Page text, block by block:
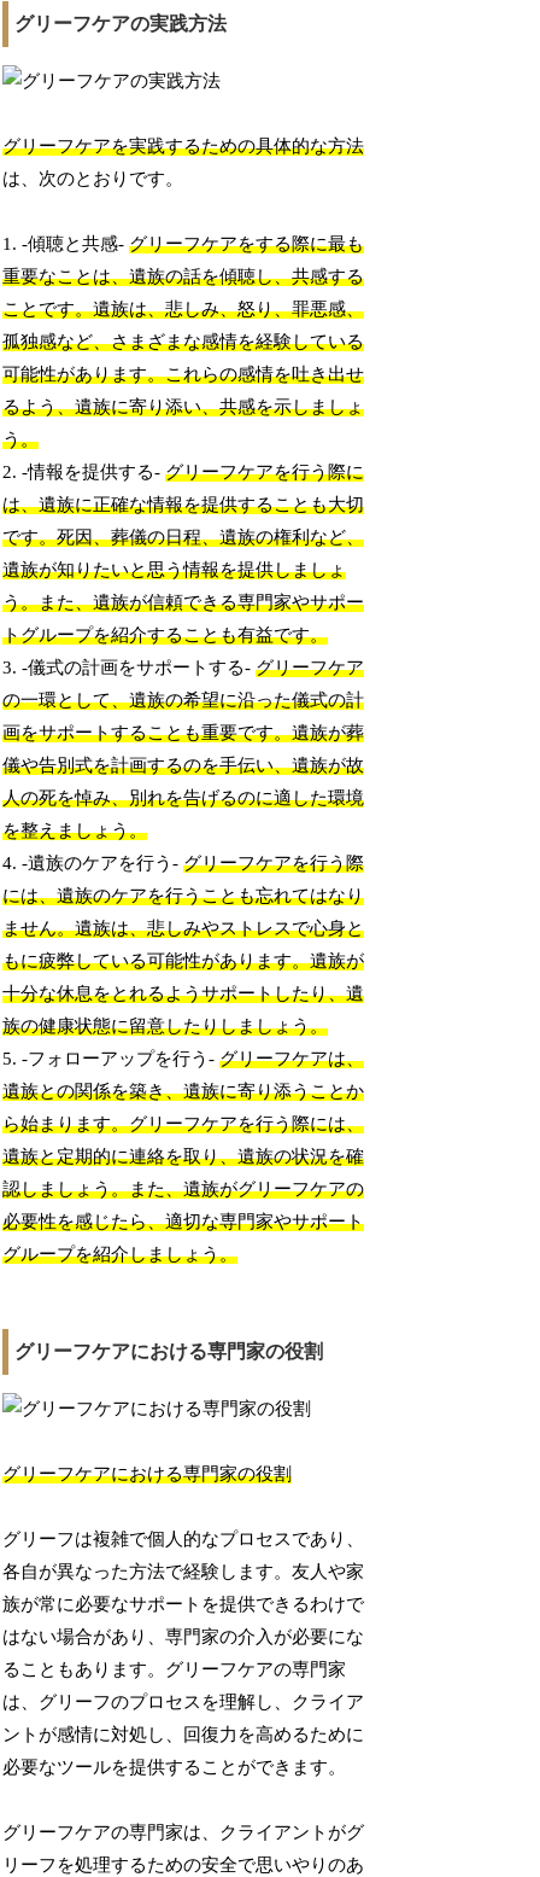
グリーフケアの実践方法
グリーフケアを実践するための具体的な方法
は、次のとおりです。
1. -傾聴と共感-グリーフケアをする際に最も
重要なことは、遺族の話を傾聴し、共感する
ことです。遺族は、悲しみ、怒り、罪悪感、
孤独感など、さまざまな感情を経験している
可能性があります。これらの感情を吐き出せ
るよう、遺族に寄り添い、共感を示しましょ
う。
2. -情報を提供する-グリーフケアを行う際に
は、遺族に正確な情報を提供することも大切
です。死因、葬儀の日程、遺族の権利など、
遺族が知りたいと思う情報を提供しましょ
う。また、遺族が信頼できる専門家やサポー
トグループを紹介することも有益です。
3. -儀式の計画をサポートする-グリーフケア
の一環として、遺族の希望に沿った儀式の計
画をサポートすることも重要です。遺族が葬
儀や告別式を計画するのを手伝い、遺族が故
人の死を悼み、別れを告げるのに適した環境
を整えましょう。
4. -遺族のケアを行う-グリーフケアを行う際
には、遺族のケアを行うことも忘れてはなり
ません。遺族は、悲しみやストレスで心身と
もに疲弊している可能性があります。遺族が
十分な休息をとれるようサポートしたり、遺
族の健康状態に留意したりしましょう。
5. -フォローアップを行う-グリーフケアは、
遺族との関係を築き、遺族に寄り添うことか
ら始まります。グリーフケアを行う際には、
遺族と定期的に連絡を取り、遺族の状況を確
認しましょう。また、遺族がグリーフケアの
必要性を感じたら、適切な専門家やサポート
グループを紹介しましょう。
グリーフケアにおける専門家の役割
グリーフケアにおける専門家の役割
グリーフは複雑で個人的なプロセスであり、
各自が異なった方法で経験します。友人や家
族が常に必要なサポートを提供できるわけで
はない場合があり、専門家の介入が必要にな
ることもあります。グリーフケアの専門家
は、グリーフのプロセスを理解し、クライア
ントが感情に対処し、回復力を高めるために
必要なツールを提供することができます。
グリーフケアの専門家は、クライアントがグ
リーフを処理するための安全で思いやりのあ